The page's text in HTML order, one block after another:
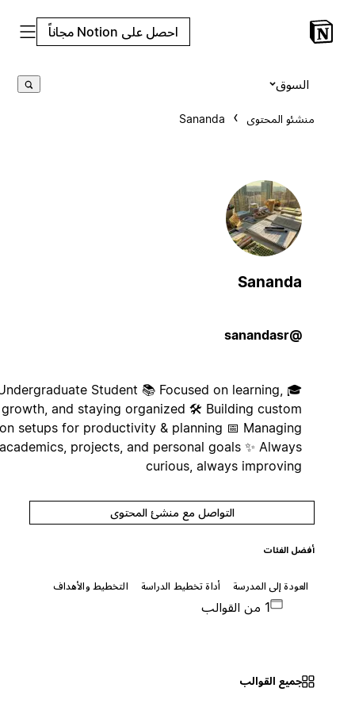
احصل على Notion مجاناً
منشئو المحتوى Sananda
Sananda
🎓 Undergraduate Student 📚 Focused on learning,
growth, and staying organized 🛠️ Building custom
Notion setups for productivity & planning 📅 Managing
academics, projects, and personal goals ✨ Always
curious, always improving
التواصل مع منشئ المحتوى
أفضل الفئات
العودة إلى المدرسة أداة تخطيط الدراسة التخطيط والأهداف
جميع القوالب